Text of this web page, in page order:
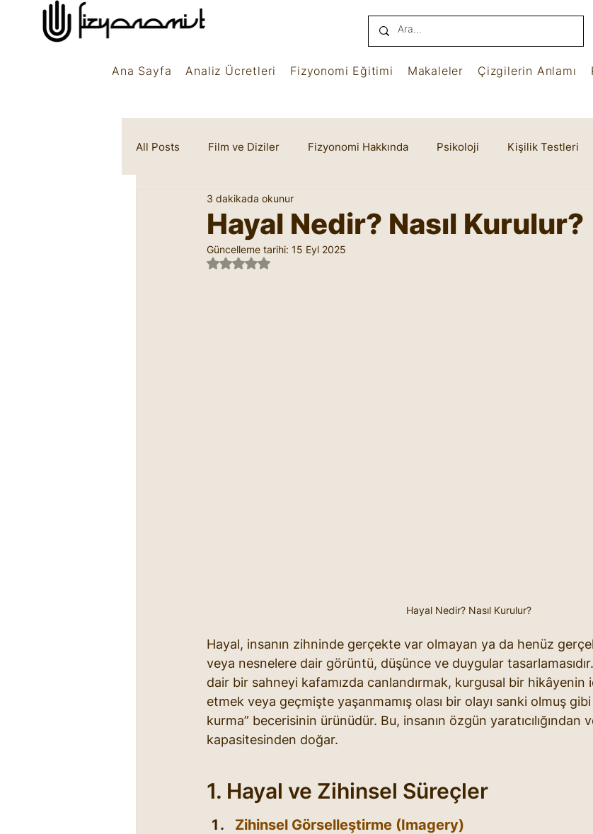
Ana Sayfa Analiz Ücretleri Fizyonomi Eğitimi Makaleler Çizgilerin Anlamı
All Posts Film ve Diziler Fizyonomi Hakkında Psikoloji Kişilik Testleri
Rüya Sembolleri Marifetname
Hayal Nedir? Nasıl Kurulur?
3 dakikada okunur
Güncelleme tarihi: 15 Eyl 2025
5 üzerinden NaN yıldız
Hayal Nedir? Nasıl Kurulur?
Hayal, insanın zihninde gerçekte var olmayan ya da henüz
veya nesnelere dair görüntü, düşünce ve duygular
dair bir sahneyi kafamızda canlandırmak, kurgusal bir hikâyenin
etmek veya geçmişte yaşanmamış olası bir olayı sanki olmuş
kurma” becerisinin ürünüdür. Bu, insanın özgün yaratıcılığından
kapasitesinden doğar.
1. Hayal ve Zihinsel Süreçler
Zihinsel Görselleştirme (Imagery)